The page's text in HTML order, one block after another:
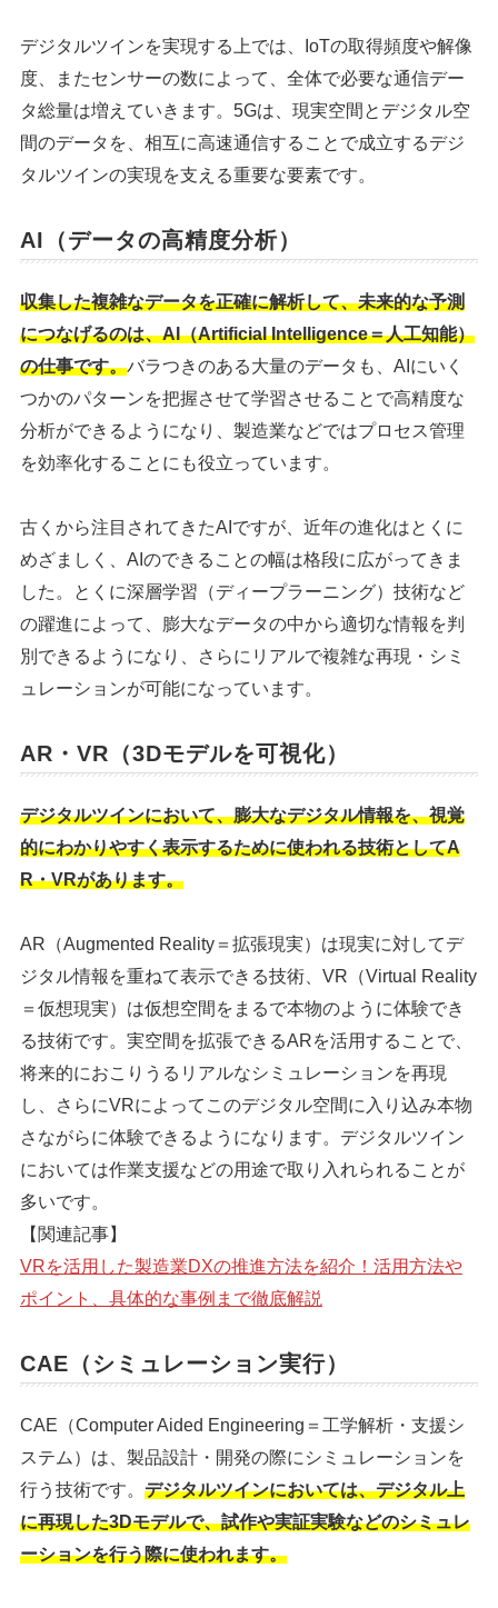
デジタルツインを実現する上では、IoTの取得頻度や解像
度、またセンサーの数によって、全体で必要な通信デー
タ総量は増えていきます。5Gは、現実空間とデジタル空
間のデータを、相互に高速通信することで成立するデジ
タルツインの実現を支える重要な要素です。
AI（データの高精度分析）
収集した複雑なデータを正確に解析して、未来的な予測
につなげるのは、AI（Artificial Intelligence＝人工知能）
の仕事です。バラつきのある大量のデータも、AIにいく
つかのパターンを把握させて学習させることで高精度な
分析ができるようになり、製造業などではプロセス管理
を効率化することにも役立っています。
古くから注目されてきたAIですが、近年の進化はとくに
めざましく、AIのできることの幅は格段に広がってきま
した。とくに深層学習（ディープラーニング）技術など
の躍進によって、膨大なデータの中から適切な情報を判
別できるようになり、さらにリアルで複雑な再現・シミ
ュレーションが可能になっています。
AR・VR（3Dモデルを可視化）
デジタルツインにおいて、膨大なデジタル情報を、視覚
的にわかりやすく表示するために使われる技術としてA
R・VRがあります。
AR（Augmented Reality＝拡張現実）は現実に対してデ
ジタル情報を重ねて表示できる技術、VR（Virtual Reality
＝仮想現実）は仮想空間をまるで本物のように体験でき
る技術です。実空間を拡張できるARを活用することで、
将来的におこりうるリアルなシミュレーションを再現
し、さらにVRによってこのデジタル空間に入り込み本物
さながらに体験できるようになります。デジタルツイン
においては作業支援などの用途で取り入れられることが
多いです。
【関連記事】
VRを活用した製造業DXの推進方法を紹介！活用方法や
ポイント、具体的な事例まで徹底解説
CAE（シミュレーション実行）
CAE（Computer Aided Engineering＝工学解析・支援シ
ステム）は、製品設計・開発の際にシミュレーションを
行う技術です。 デジタルツインにおいては、デジタル上
に再現した3Dモデルで、試作や実証実験などのシミュレ
ーションを行う際に使われます。